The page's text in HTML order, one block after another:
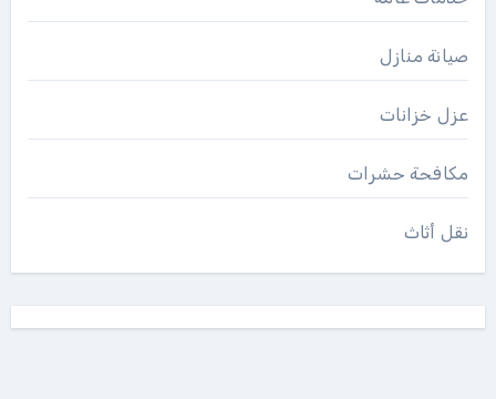
صيانة منازل
عزل خزانات
مكافحة حشرات
نقل أثاث